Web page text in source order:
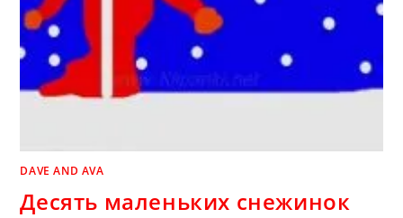
DAVE AND AVA
Десять маленьких снежинок